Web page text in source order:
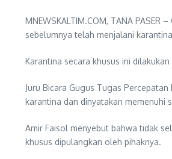
MNEWSKALTIM.COM, TANA
sebelumnya telah menjalani
Karantina secara khusus ini
Juru Bicara Gugus Tugas
karantina dan dinyatakan memenuhi
Amir Faisol menyebut bahwa tidak
khusus dipulangkan oleh pihaknya.